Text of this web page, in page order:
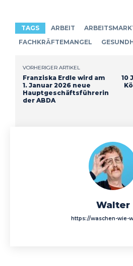
TAGS ARBEIT
FACHKRÄFTEMANGEL
VORHERIGER ARTIKEL
Franziska Erdle wird am
1. Januar 2026 neue
Hauptgeschäftsführerin
der ABDA
10
Walter
https://waschen-wie-